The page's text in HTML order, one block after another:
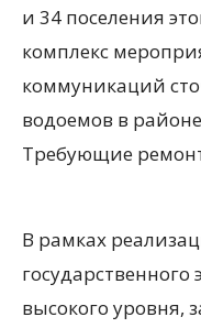
и 34 поселения
комплекс
коммуникаций
водоемов в
Требующие
В рамках
государственного
высокого уровня,